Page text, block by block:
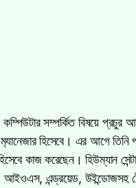
সম্পর্কিত বিষয়ে
ম‍্যানেজার হিসেবে। এর আগে
কাজ করেছেন। হিউম্যান
আইওএস, এন্ড্রয়েড, উইন্ডোজসহ